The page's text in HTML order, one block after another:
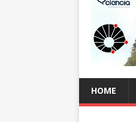
HOME